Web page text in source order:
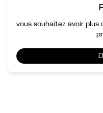
vous souhaitez avoir plus